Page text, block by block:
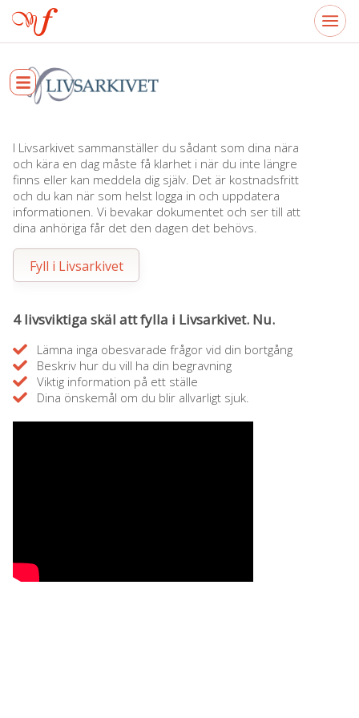
I Livsarkivet sammanställer du sådant som dina nära
och kära en dag måste få klarhet i när du inte längre
finns eller kan meddela dig själv. Det är kostnadsfritt
och du kan när som helst logga in och uppdatera
informationen. Vi bevakar dokumentet och ser till att
dina anhöriga får det den dagen det behövs.
Fyll i Livsarkivet
4 livsviktiga skäl att fylla i Livsarkivet. Nu.
Lämna inga obesvarade frågor vid din bortgång
Beskriv hur du vill ha din begravning
Viktig information på ett ställe
Dina önskemål om du blir allvarligt sjuk.